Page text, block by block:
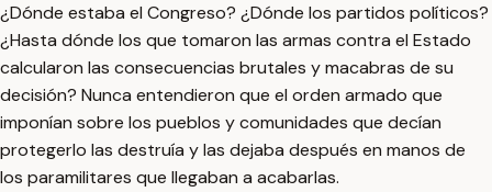
¿Dónde estaba el Congreso? ¿Dónde los partidos políticos?
¿Hasta dónde los que tomaron las armas contra el Estado
calcularon las consecuencias brutales y macabras de su
decisión? Nunca entendieron que el orden armado que
imponían sobre los pueblos y comunidades que decían
protegerlo las destruía y las dejaba después en manos de
los paramilitares que llegaban a acabarlas.